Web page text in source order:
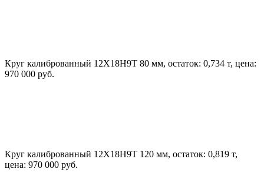
Круг калиброванный 12Х18Н9Т 80 мм, остаток: 0,734 т, цена:
970 000 руб.
Круг калиброванный 12Х18Н9Т 120 мм, остаток: 0,819 т,
цена: 970 000 руб.